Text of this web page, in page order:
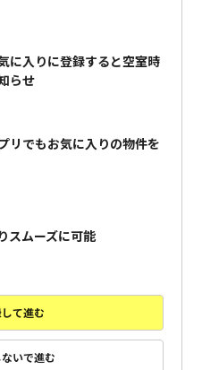
に入りに登録すると空室時
らせ
リでもお気に入りの物件を
スムーズに可能
て進む
いで進む